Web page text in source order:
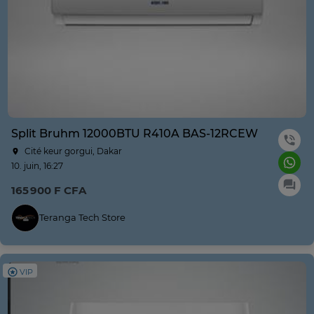
Split Bruhm 12000BTU R410A BAS-12RCEW
Cité keur gorgui, Dakar
10. juin, 16:27
165 900 F CFA
Teranga Tech Store
VIP